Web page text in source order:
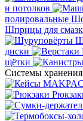
и потолков
полировальные
Шприцы для
диски
щётки
Системы хранения